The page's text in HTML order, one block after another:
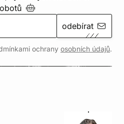
odebírat
ochrany osobních údajů.